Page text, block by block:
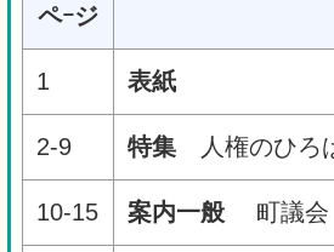
ペｰジ
1 表紙
2-9 特集 人権のひろ
10-15 案内一般 町議